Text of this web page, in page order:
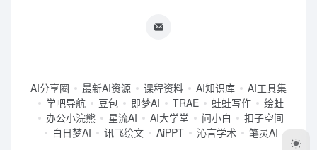
AI分享圈 最新AI资源 课程资料 AI知识库
AI工具集
学吧导航
豆包 即梦AI TRAE 蛙蛙写作
绘蛙
办公小浣熊
星流AI AI大学堂 问小白
扣子空间
白日梦AI
讯飞绘文 AiPPT 沁言学术 笔灵AI